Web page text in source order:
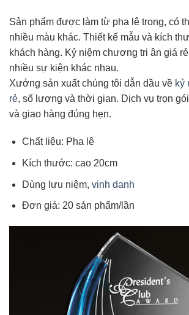
Sản phẩm được làm từ pha lê trong, có
nhiều màu khác. Thiết kế mẫu và kích
khách hàng. Kỷ niệm chương tri ân giá
nhiều sự kiện khác nhau.
Xưởng sản xuất chúng tôi dẫn dầu về kỷ
rẻ, số lượng và thời gian. Dịch vụ trọn
và giao hàng đúng hẹn.
Chất liệu: Pha lê
Kích thước: cao 20cm
Dùng lưu niệm, vinh danh
Đơn giá: 20 sản phẩm/lần